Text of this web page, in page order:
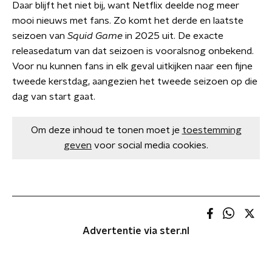
Daar blijft het niet bij, want Netflix deelde nog meer
mooi nieuws met fans. Zo komt het derde en laatste
seizoen van Squid Game in 2025 uit. De exacte
releasedatum van dat seizoen is vooralsnog onbekend.
Voor nu kunnen fans in elk geval uitkijken naar een fijne
tweede kerstdag, aangezien het tweede seizoen op die
dag van start gaat.
Om deze inhoud te tonen moet je toestemming
geven voor social media cookies.
Advertentie via ster.nl